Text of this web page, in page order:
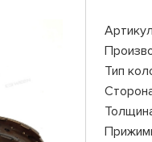
Артикул
Тип